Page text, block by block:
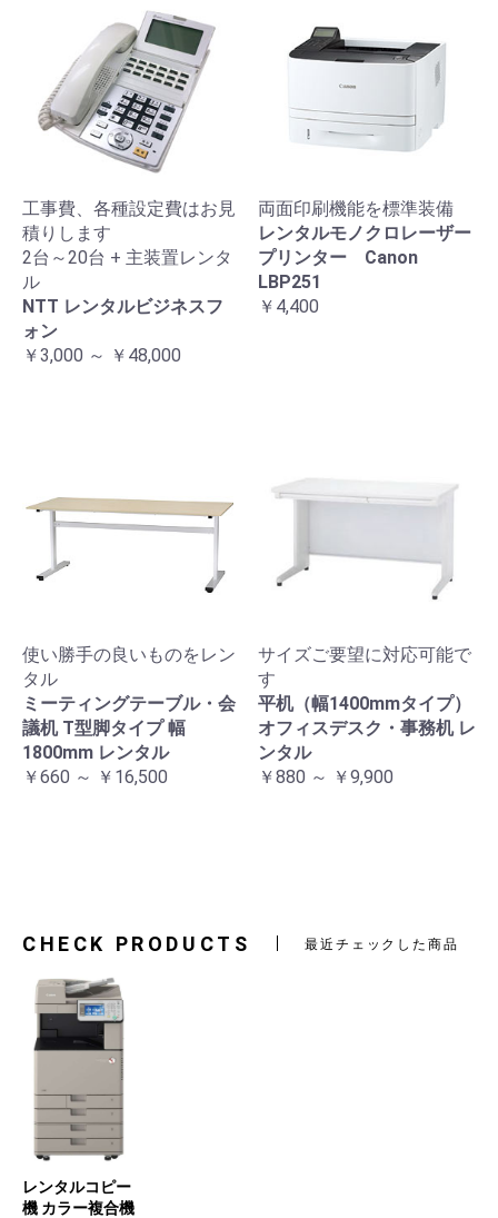
工事費、各種設定費はお見
積りします
2台～20台 + 主装置レンタ
ル
NTT レンタルビジネスフ
ォン
￥3,000 ～ ￥48,000
両面印刷機能を標準装備
レンタルモノクロレーザー
プリンター Canon
LBP251
￥4,400
使い勝手の良いものをレン
タル
ミーティングテーブル・会
議机 T型脚タイプ 幅
1800mm レンタル
￥660 ～ ￥16,500
サイズご要望に対応可能で
す
平机（幅1400mmタイプ）
オフィスデスク・事務机 レ
ンタル
￥880 ～ ￥9,900
CHECK PRODUCTS 最近チェックした商品
レンタルコピー
機 カラー複合機